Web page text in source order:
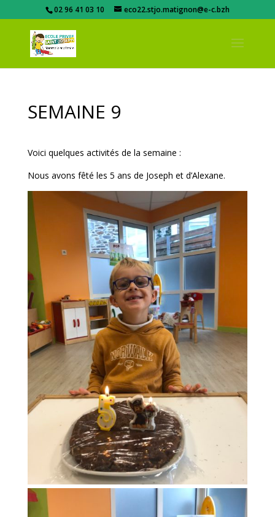
02 96 41 03 10 eco22.stjo.matignon@e-c.bzh
SEMAINE 9
Voici quelques activités de la semaine :
Nous avons fêté les 5 ans de Joseph et d’Alexane.